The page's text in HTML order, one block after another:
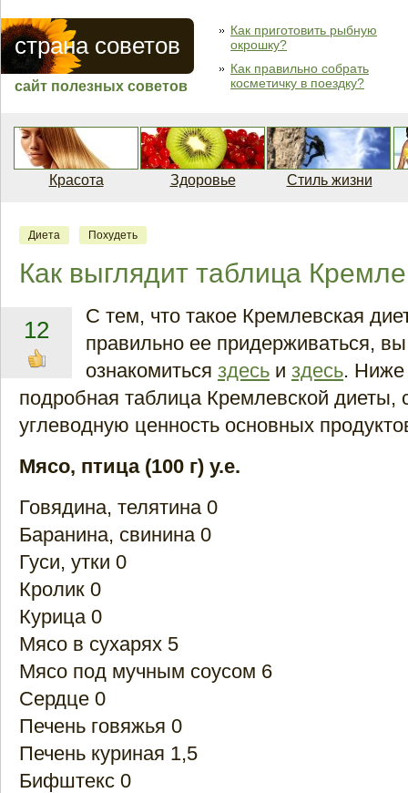
страна советов
сайт полезных советов
Как приготовить рыбную
окрошку?
Как правильно собрать
косметичку в поездку?
Красота Здоровье Стиль жизни
Диета Похудеть
Как выглядит таблица
12
С тем, что такое Кремлевская
правильно ее придерживаться,
ознакомиться здесь и здесь. Ниже
подробная таблица Кремлевской диеты,
углеводную ценность основных
Мясо, птица (100 г) у.е.
Говядина, телятина 0
Баранина, свинина 0
Гуси, утки 0
Кролик 0
Курица 0
Мясо в сухарях 5
Мясо под мучным соусом 6
Сердце 0
Печень говяжья 0
Печень куриная 1,5
Бифштекс 0